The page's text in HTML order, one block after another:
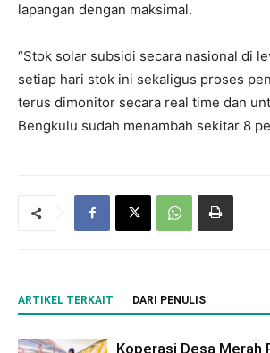
lapangan dengan maksimal.
“Stok solar subsidi secara nasional di
setiap hari stok ini sekaligus proses
terus dimonitor secara real time dan
Bengkulu sudah menambah sekitar 8
ARTIKEL TERKAIT DARI PENULIS
Koperasi Desa Merah